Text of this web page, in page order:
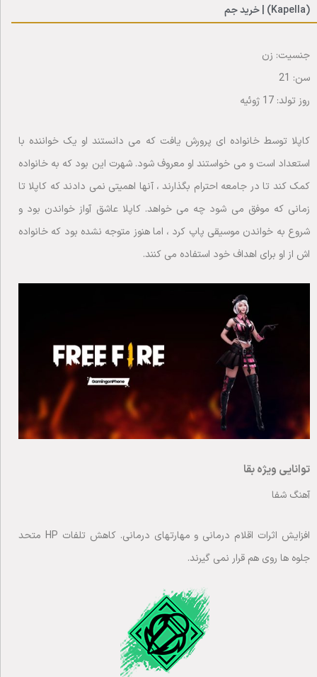
(Kapella) | خرید جم
جنسیت: زن
سن: 21
روز تولد: 17 ژوئیه
کاپلا توسط خانواده ای پرورش یافت که می دانستند او یک خواننده با
استعداد است و می خواستند او معروف شود. شهرت این بود که به خانواده
کمک کند تا در جامعه احترام بگذارند ، آنها اهمیتی نمی دادند که کاپلا تا
زمانی که موفق می شود چه می خواهد. کاپلا عاشق آواز خواندن بود و
شروع به خواندن موسیقی پاپ کرد ، اما هنوز متوجه نشده بود که خانواده
اش از او برای اهداف خود استفاده می کنند.
توانایی ویژه بقا
آهنگ شفا
افزایش اثرات اقلام درمانی و مهارتهای درمانی. کاهش تلفات HP متحد
جلوه ها روی هم قرار نمی گیرند.